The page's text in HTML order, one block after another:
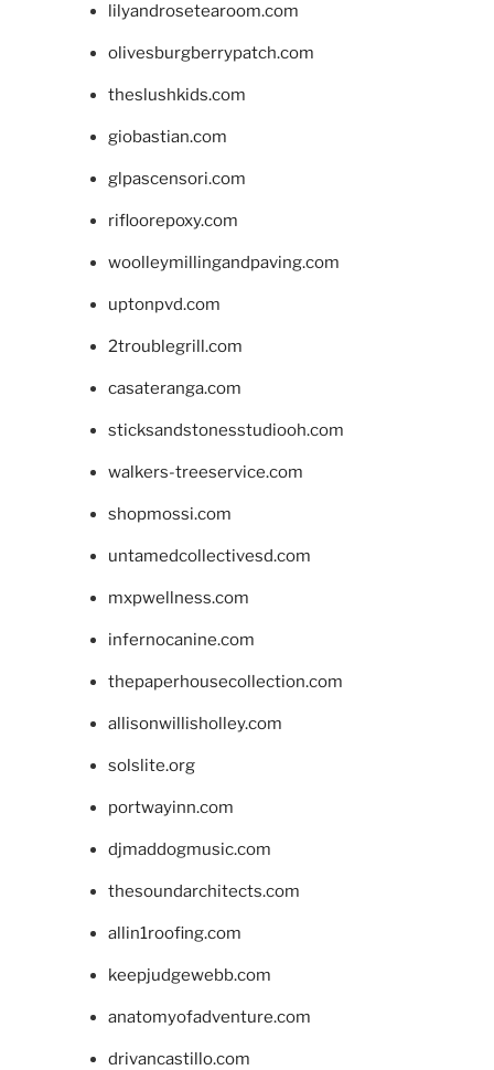
lilyandrosetearoom.com
olivesburgberrypatch.com
theslushkids.com
giobastian.com
glpascensori.com
rifloorepoxy.com
woolleymillingandpaving.com
uptonpvd.com
2troublegrill.com
casateranga.com
sticksandstonesstudiooh.com
walkers-treeservice.com
shopmossi.com
untamedcollectivesd.com
mxpwellness.com
infernocanine.com
thepaperhousecollection.com
allisonwillisholley.com
solslite.org
portwayinn.com
djmaddogmusic.com
thesoundarchitects.com
allin1roofing.com
keepjudgewebb.com
anatomyofadventure.com
drivancastillo.com